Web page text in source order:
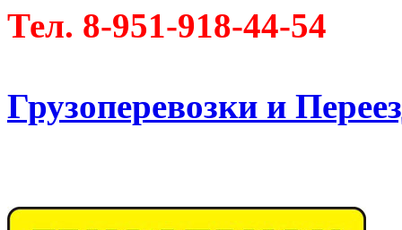
Тел. 8-951-918-44-54
Грузоперевозки и